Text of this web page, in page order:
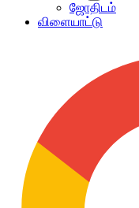
ஜோதிடம்
விளையாட்டு